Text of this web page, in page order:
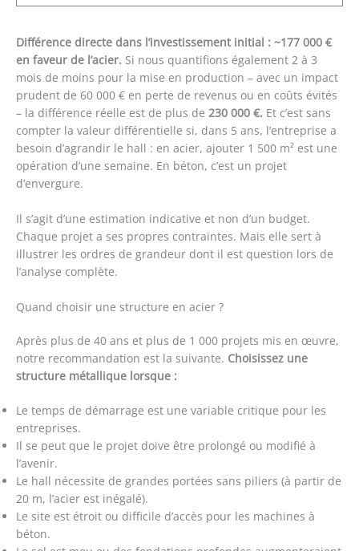
Différence directe dans l’investissement initial : ~177 000 €
en faveur de l’acier. Si nous quantifions également 2 à 3
mois de moins pour la mise en production – avec un impact
prudent de 60 000 € en perte de revenus ou en coûts évités
– la différence réelle est de plus de 230 000 €. Et c’est sans
compter la valeur différentielle si, dans 5 ans, l’entreprise a
besoin d’agrandir le hall : en acier, ajouter 1 500 m² est une
opération d’une semaine. En béton, c’est un projet
d’envergure.
Il s’agit d’une estimation indicative et non d’un budget.
Chaque projet a ses propres contraintes. Mais elle sert à
illustrer les ordres de grandeur dont il est question lors de
l’analyse complète.
Quand choisir une structure en acier ?
Après plus de 40 ans et plus de 1 000 projets mis en œuvre,
notre recommandation est la suivante. Choisissez une
structure métallique lorsque :
Le temps de démarrage est une variable critique pour les
entreprises.
Il se peut que le projet doive être prolongé ou modifié à
l’avenir.
Le hall nécessite de grandes portées sans piliers (à partir de
20 m, l’acier est inégalé).
Le site est étroit ou difficile d’accès pour les machines à
béton.